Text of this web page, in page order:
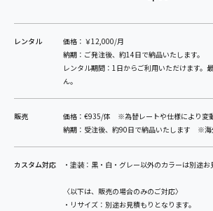
レンタル
価格：￥12,000/月
納期：ご発注後、約14日で納品いたします。
レンタル期間：1日からご利用いただけます。
ん。
販売
価格：€935/体 ※為替レートや仕様により変
納期：受注後、約90日で納品いたします ※海
カスタム対応 ・塗装：黒・白・グレー以外のカラーは別途お
〈以下は、販売の場合のみのご対応〉
・リサイズ：別途お見積もりとなります。